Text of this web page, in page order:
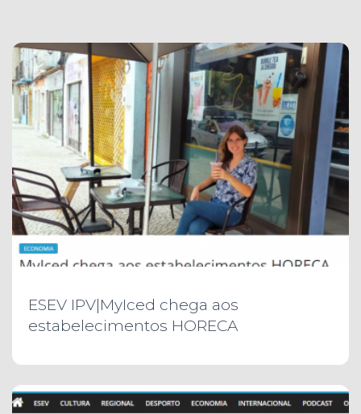
ESEV IPV|MyIced chega aos
estabelecimentos HORECA